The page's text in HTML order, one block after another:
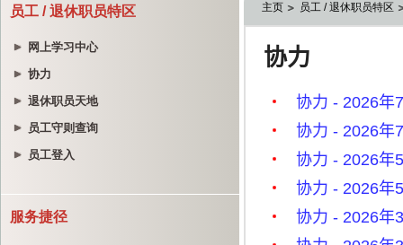
员工 / 退休职员特区
网上学习中心
协力
退休职员天地
员工守则查询
员工登入
服务捷径
主页 员工 / 退休职员特区